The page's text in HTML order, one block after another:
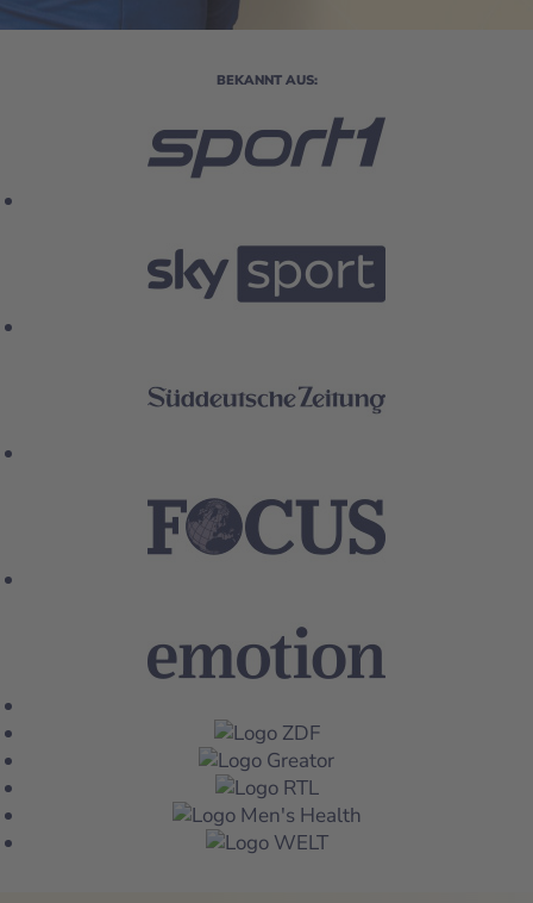
BEKANNT AUS: